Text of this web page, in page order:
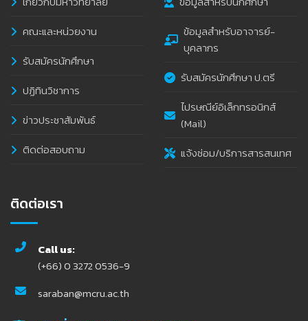
คณะและหน่วยงาน
รับสมัครนักศึกษา
ปฏิทินวิชาการ
ข่าวประชาสัมพันธ์
ติดต่อสอบถาม
ข้อมูลสำหรับอาจารย์-
บุคลากร
รับสมัครนักศึกษา ป.ตรี
ไปรษณีย์อิเล็กทรอนิกส์
(Mail)
แจ้งซ่อม/บริการสารสนเทศ
ติดต่อเรา
Call us:
(+66) 0 3272 0536-9
saraban@mcru.ac.th